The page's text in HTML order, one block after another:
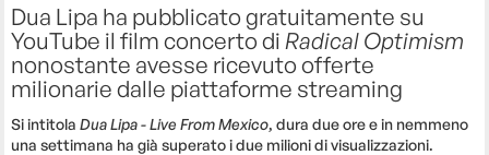
Dua Lipa ha pubblicato gratuitamente su
YouTube il film concerto di Radical Optimism
nonostante avesse ricevuto offerte
milionarie dalle piattaforme streaming
Si intitolaDua Lipa - Live From Mexico, dura due ore e in nemmeno
una settimana ha già superato i due milioni di visualizzazioni.